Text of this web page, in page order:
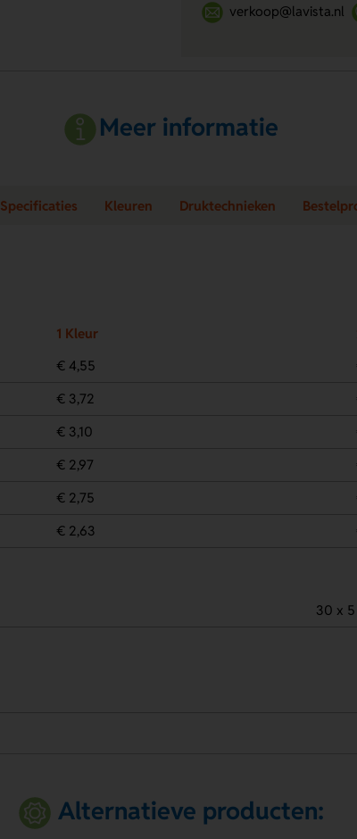
verkoop@lavista.nl
Meer informatie
Specificaties Kleuren Druktechnieken
1 Kleur
€ 4,55
€ 3,72
€ 3,10
€ 2,97
€ 2,75
€ 2,63
30 x 5
Alternatieve producten: